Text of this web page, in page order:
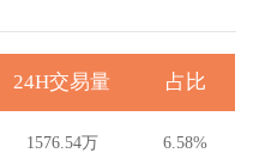
24H交易量 占比
1576.54万 6.58%